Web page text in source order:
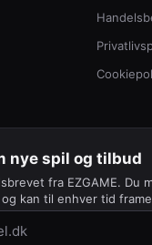
nye spil og tilbud
fra EZGAME. Du
kan til enhver tid